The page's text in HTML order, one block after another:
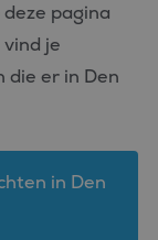
pagina
je
die er in Den
in Den